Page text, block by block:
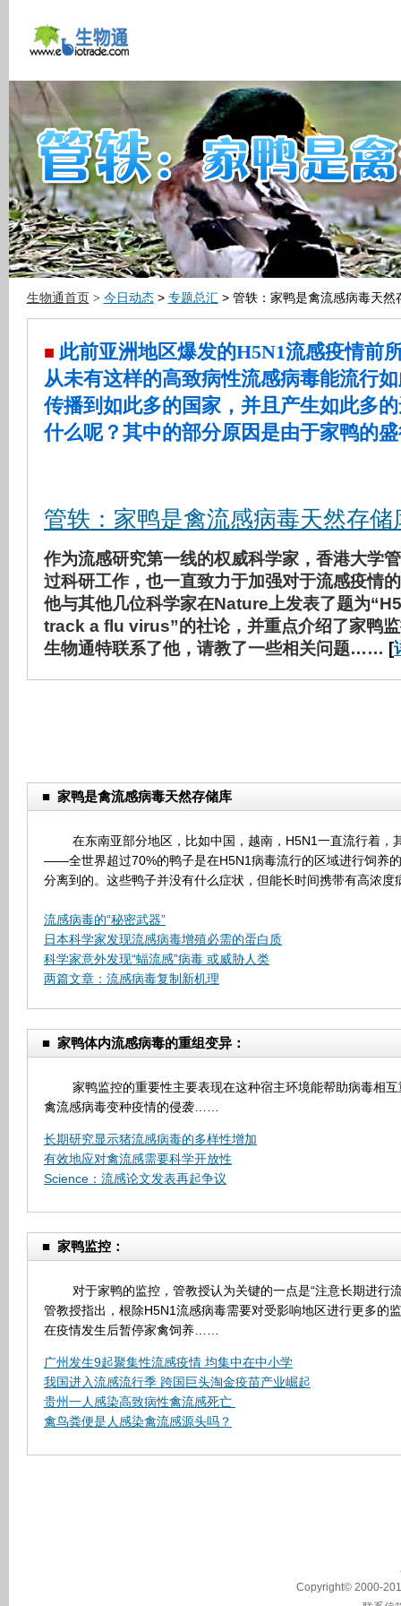
生物通首页 > 今日动态> 专题总汇 > 管轶：家鸭是禽流感病毒天然
■ 此前亚洲地区爆发的H5N1流感疫情
从未有这样的高致病性流感病毒能流行
传播到如此多的国家，并且产生如此多
什么呢？其中的部分原因是由于家鸭的
管轶：家鸭是禽流感病毒天然存储
作为流感研究第一线的权威科学家，香港大学
过科研工作，也一直致力于加强对于流感疫情
他与其他几位科学家在Nature上发表了题为
track a flu virus”的社论，并重点介绍了家鸭
生物通特联系了他，请教了一些相关问题…… [
■家鸭是禽流感病毒天然存储库
在东南亚部分地区，比如中国，越南，H5N1一直流行着，
——全世界超过70%的鸭子是在H5N1病毒流行的区域进行饲养
分离到的。这些鸭子并没有什么症状，但能长时间携带有高浓
流感病毒的“秘密武器”
日本科学家发现流感病毒增殖必需的蛋白质
科学家意外发现“蝠流感”病毒 或威胁人类
两篇文章：流感病毒复制新机理
■家鸭体内流感病毒的重组变异：
家鸭监控的重要性主要表现在这种宿主环境能帮助病毒相互
禽流感病毒变种疫情的侵袭……
长期研究显示猪流感病毒的多样性增加
有效地应对禽流感需要科学开放性
Science：流感论文发表再起争议
■家鸭监控：
对于家鸭的监控，管教授认为关键的一点是“注意长期进行
管教授指出，根除H5N1流感病毒需要对受影响地区进行更多的
在疫情发生后暂停家禽饲养……
广州发生9起聚集性流感疫情 均集中在中小学
我国进入流感流行季 跨国巨头淘金疫苗产业崛起
贵州一人感染高致病性禽流感死亡
禽鸟粪便是人感染禽流感源头吗？
Copyright© 2000-